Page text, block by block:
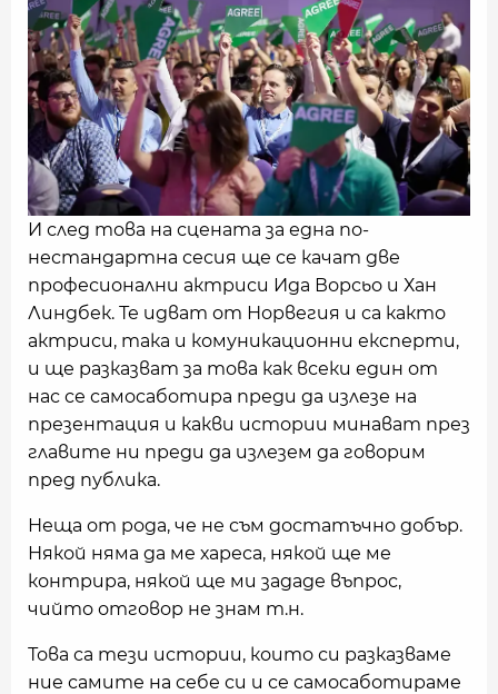
И след това на сцената за една по-
нестандартна сесия ще се качат две
професионални актриси Ида Ворсьо и Хан
Линдбек. Те идват от Норвегия и са както
актриси, така и комуникационни експерти,
и ще разказват за това как всеки един от
нас се самосаботира преди да излезе на
презентация и какви истории минават през
главите ни преди да излезем да говорим
пред публика.
Неща от рода, че не съм достатъчно добър.
Някой няма да ме хареса, някой ще ме
контрира, някой ще ми зададе въпрос,
чийто отговор не знам т.н.
Това са тези истории, които си разказваме
ние самите на себе си и се самосаботираме